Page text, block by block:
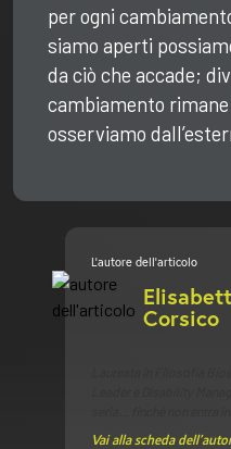
per ogni
siamo aperti
da ciò che accade;
cambiamento
osserviamo
L’autore dell’articolo
Corsico
Vai alla scheda